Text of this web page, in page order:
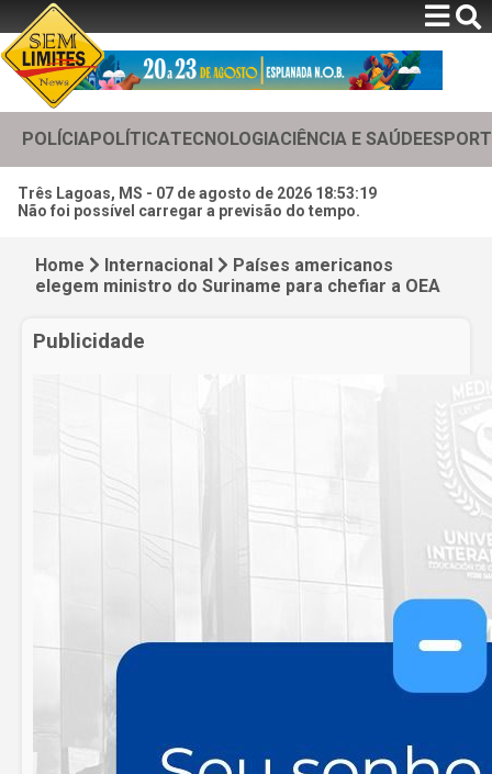
POLÍCIAPOLÍTICATECNOLOGIACIÊNCIA E SAÚDE
Três Lagoas, MS - 07 de agosto de 2026 18:53:21
Não foi possível carregar a previsão do tempo.
Home Internacional
Países americanos
elegem ministro do Suriname para chefiar a OEA
Publicidade